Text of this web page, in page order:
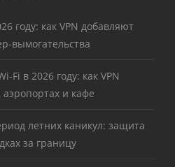
году: как VPN добавляют
вымогательства
Fi в 2026 году: как VPN
и кафе
летних каникул: защита
за границу